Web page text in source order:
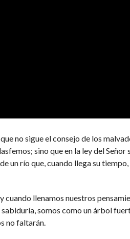
no sigue el consejo de los
sino que en la ley del Señor
un río que, cuando llega su
cuando llenamos nuestros
somos como un árbol
no faltarán.